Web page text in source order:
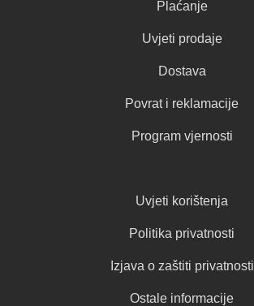
Plaćanje
Uvjeti prodaje
Dostava
Povrat i reklamacije
Program vjernosti
Uvjeti korištenja
Politika privatnosti
Izjava o zaštiti privatnosti
Ostale informacije